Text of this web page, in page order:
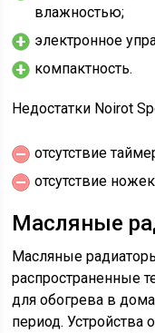
влажностью;
электронное
компактность.
Недостатки Noirot
отсутствие
отсутствие
Масляные
Масляные
распространенные
для обогрева в
период. Устройства